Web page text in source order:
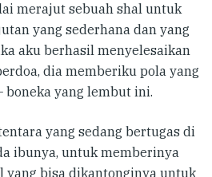
merajut sebuah shal untuk
yang sederhana dan yang
aku berhasil menyelesaikan
dia memberiku pola yang
boneka yang lembut ini.
yang sedang bertugas di
ibunya, untuk memberinya
yang bisa dikantonginya untuk